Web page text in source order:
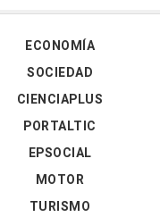
ECONOMÍA
SOCIEDAD
CIENCIAPLUS
PORTALTIC
EPSOCIAL
MOTOR
TURISMO